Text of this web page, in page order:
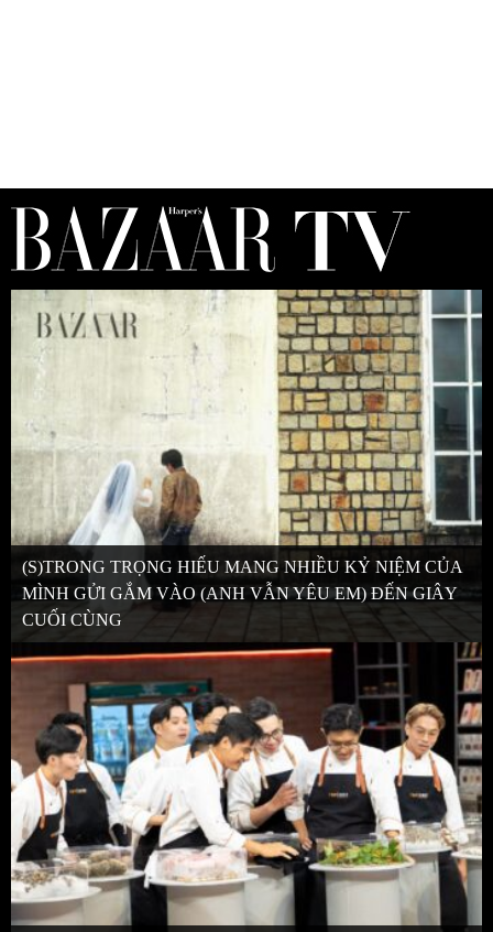
(S)TRONG TRỌNG HIẾU MANG NHIỀU KỶ NIỆM CỦA
MÌNH GỬI GẮM VÀO (ANH VẪN YÊU EM) ĐẾN GIÂY
CUỐI CÙNG